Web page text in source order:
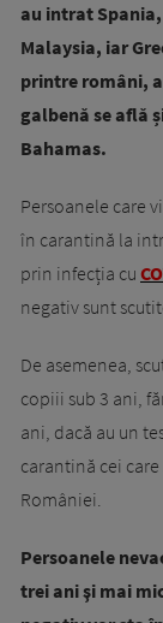
au intrat
Malaysia, iar
printre români,
galbenă se află
Bahamas.
Persoanele care
în carantină la
prin infecția cu
negativ sunt
De asemenea,
copiii sub 3 ani,
ani, dacă au un
carantină cei
României.
Persoanele
trei ani şi mai